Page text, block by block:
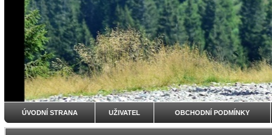
ÚVODNÍ STRANA UŽIVATEL OBCHODNÍ PODMÍNKY